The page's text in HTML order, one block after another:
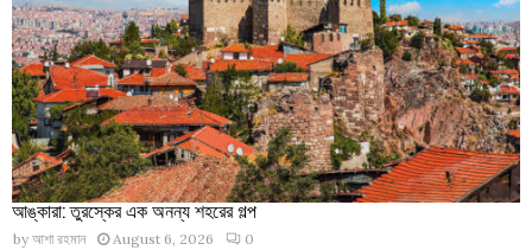
আঙ্কারা: তুরস্কের এক অনন্য শহরের গল্প
by আশা রহমান August 6, 2026 0